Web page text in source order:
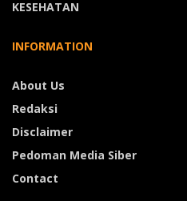
KESEHATAN
INFORMATION
About Us
Redaksi
Disclaimer
Pedoman Media Siber
Contact